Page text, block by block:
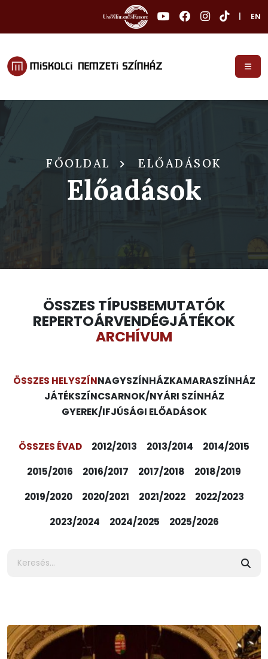
EN
FŐOLDAL ELŐADÁSOK
Előadások
ÖSSZES TÍPUSBEMUTATÓK
REPERTOÁRVENDÉGJÁTÉKOK
ARCHÍVUM
ÖSSZES HELYSZÍNNAGYSZÍNHÁZKAMARASZÍNHÁZ
JÁTÉKSZÍNCSARNOK/NYÁRI SZÍNHÁZ
GYEREK/IFJÚSÁGI ELŐADÁSOK
ÖSSZES ÉVAD 2012/2013 2013/2014
2014/2015
2015/2016
2016/2017 2017/2018
2018/2019
2019/2020
2020/2021 2021/2022
2022/2023
2023/2024
2024/2025 2025/2026